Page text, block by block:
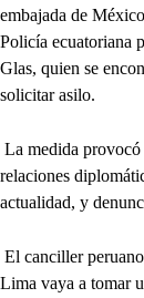
embajada de
Policía ecuatoriana
Glas, quien se
solicitar asilo.
La medida
relaciones
actualidad, y
El canciller
Lima vaya a tomar